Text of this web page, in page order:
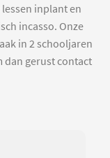
inplant en
incasso. Onze
in 2 schooljaren
dan gerust contact